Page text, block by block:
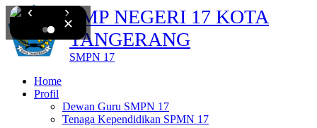
✕
‹ ›SMP NEGERI 17 KOTA
TANGERANG
SMPN 17
Home
Profil
Dewan Guru SMPN 17
Tenaga Kependidikan SPMN 17